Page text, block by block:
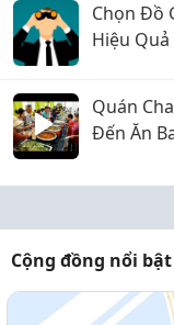
Chọn Đồ
Hiệu Quả
Quán
Đến Ăn
Cộng đồng nổi bật